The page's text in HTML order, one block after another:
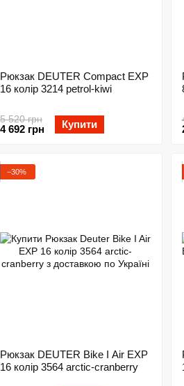
Рюкзак DEUTER Compact EXP
16 колір 3214 petrol-kiwi
5 520 грн
4 692 грн Купити
−30%
Рюкзак DEUTER Bike I Air EXP
16 колір 3564 arctic-cranberry